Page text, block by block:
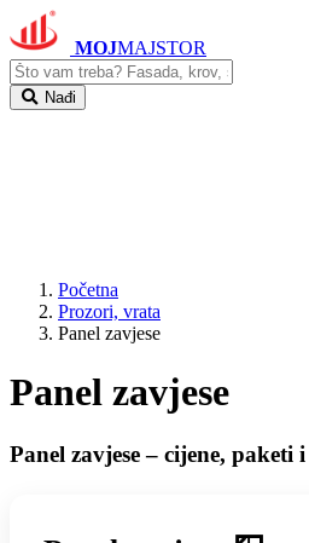
MOJMAJSTOR
Nađi
Početna
Prozori, vrata
Panel zavjese
Panel zavjese
Panel zavjese – cijene,